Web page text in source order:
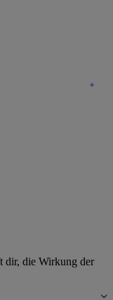
dir, die Wirkung der